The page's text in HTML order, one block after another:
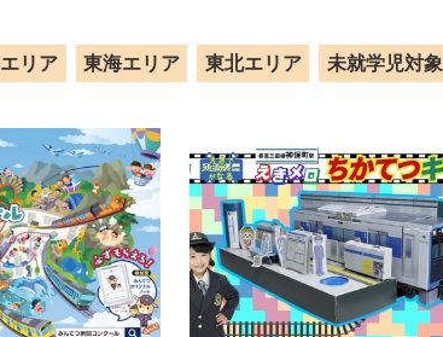
リア 東海エリア 東北エリア 未就学児対象